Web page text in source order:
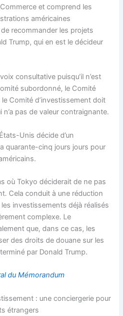
et comprend les
américaines
recommander les projets
Trump, qui en est le décideur
voix consultative puisqu’il n’est
subordonné, le Comité
Comité d’investissement doit
pas de valeur contraignante.
Unis décide d’un
quarante-cinq jours jours pour
où Tokyo déciderait de ne pas
Cela conduit à une réduction
investissements déjà réalisés
complexe. Le
que, dans ce cas, les
des droits de douane sur les
par Donald Trump.
du Mémorandum
: une conciergerie pour
étrangers